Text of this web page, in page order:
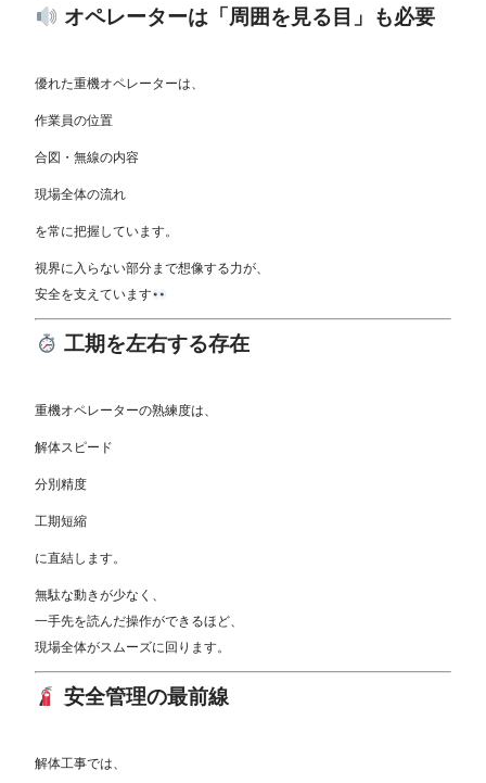
オペレーターは「周囲を見る目」も必要
優れた重機オペレーターは、
作業員の位置
合図・無線の内容
現場全体の流れ
を常に把握しています。
視界に入らない部分まで想像する力が、
安全を支えています
工期を左右する存在
重機オペレーターの熟練度は、
解体スピード
分別精度
工期短縮
に直結します。
無駄な動きが少なく、
一手先を読んだ操作ができるほど、
現場全体がスムーズに回ります。
安全管理の最前線
解体工事では、